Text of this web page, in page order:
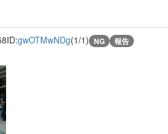
ID:gwOTMwNDg(1/1) NG 報告